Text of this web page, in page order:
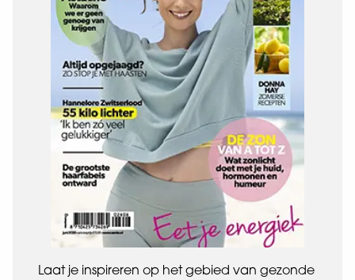
Laat je inspireren op het gebied van gezonde